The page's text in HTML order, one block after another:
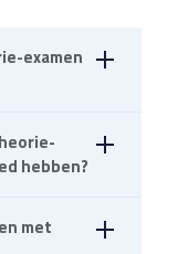
examen
doe je
je de
hebben?
met